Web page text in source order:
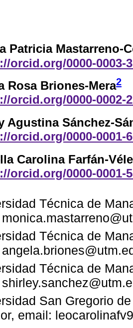
Patricia Mastarreno-
orcid.org/0000-0003-
Rosa Briones-Mera2
orcid.org/0000-0002-
Agustina Sánchez-
orcid.org/0000-0001-
Carolina Farfán-
orcid.org/0000-0001-
Técnica de
Técnica de
Técnica de
San Gregorio
email: